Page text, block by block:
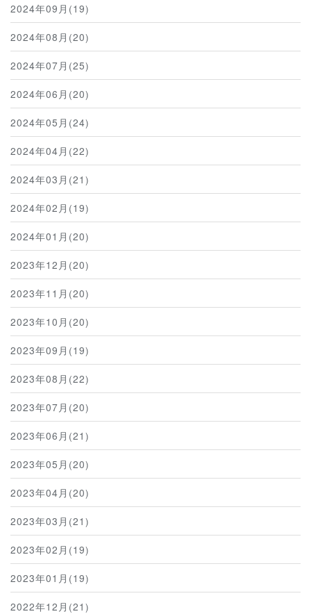
2024年09月(19)
2024年08月(20)
2024年07月(25)
2024年06月(20)
2024年05月(24)
2024年04月(22)
2024年03月(21)
2024年02月(19)
2024年01月(20)
2023年12月(20)
2023年11月(20)
2023年10月(20)
2023年09月(19)
2023年08月(22)
2023年07月(20)
2023年06月(21)
2023年05月(20)
2023年04月(20)
2023年03月(21)
2023年02月(19)
2023年01月(19)
2022年12月(21)